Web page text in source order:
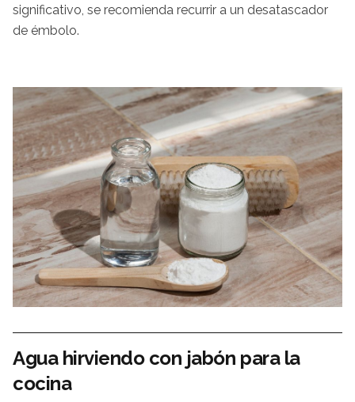
significativo, se recomienda recurrir a un desatascador
de émbolo.
Agua hirviendo con jabón para la
cocina